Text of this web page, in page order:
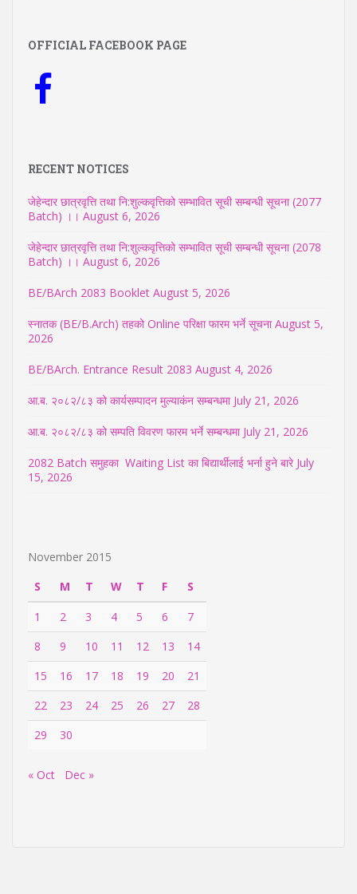
OFFICIAL FACEBOOK PAGE
RECENT NOTICES
जेहेन्दार छात्रवृत्ति तथा नि:शुल्कवृत्तिको सम्भावित सूची सम्बन्धी सूचना (2077
Batch) ।। August 6, 2026
जेहेन्दार छात्रवृत्ति तथा नि:शुल्कवृत्तिको सम्भावित सूची सम्बन्धी सूचना (2078
Batch) ।। August 6, 2026
BE/BArch 2083 Booklet August 5, 2026
स्नातक (BE/B.Arch) तहको Online परिक्षा फारम भर्ने सूचना August 5,
2026
BE/BArch. Entrance Result 2083 August 4, 2026
आ.ब. २०८२/८३ को कार्यसम्पादन मुल्याकंन सम्बन्धमा July 21, 2026
आ.ब. २०८२/८३ को सम्पति विवरण फारम भर्ने सम्बन्धमा July 21, 2026
2082 Batch समुहका Waiting List का बिद्यार्थीलाई भर्ना हुने बारे July
15, 2026
November 2015
S
M T W T F
S
1
2 3 4 5 6
7
8
9 10 11 12 13
14
15
16 17 18 19 20
21
22
23 24 25 26 27
28
29
30
« Oct Dec »